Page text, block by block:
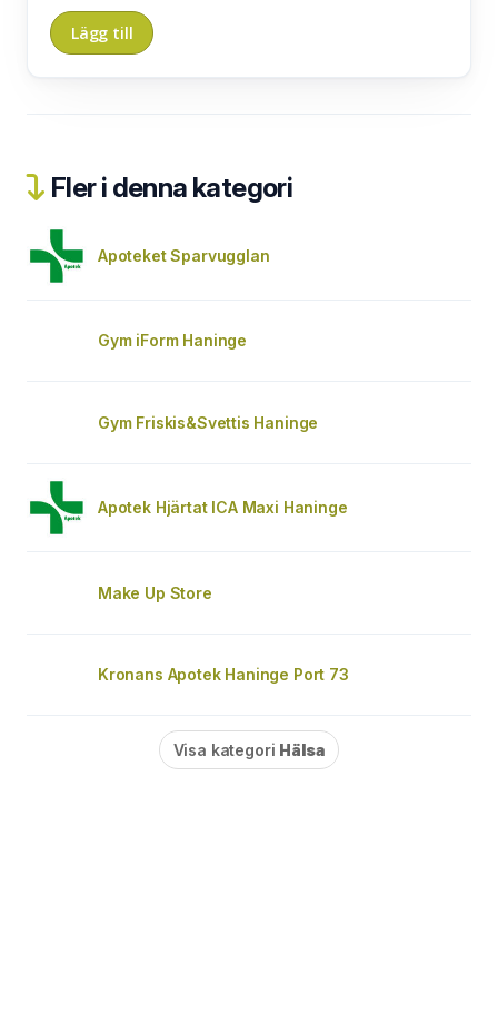
Fler i denna kategori
Apoteket Sparvugglan
Gym iForm Haninge
Gym Friskis&Svettis Haninge
Apotek Hjärtat ICA Maxi Haninge
Make Up Store
Kronans Apotek Haninge Port 73
Visa kategori Hälsa